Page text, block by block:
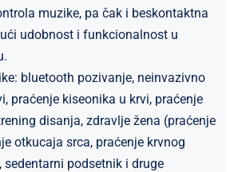
muzike, pa čak i beskontaktna
udobnost i funkcionalnost u
bluetooth pozivanje, neinvazivno
praćenje kiseonika u krvi, praćenje
disanja, zdravlje žena (praćenje
otkucaja srca, praćenje krvnog
sedentarni podsetnik i druge